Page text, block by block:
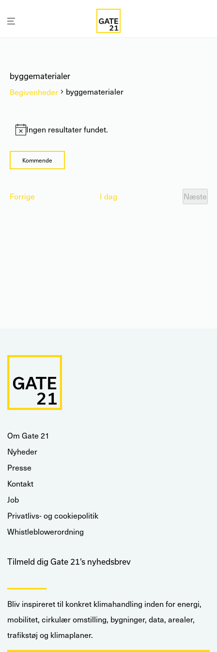
byggematerialer
Begivenheder byggematerialer
Notice
Ingen resultater fundet.
Kommende
dato.
ForrigeBegivenheder I dag
Næste
Om Gate 21
Nyheder
Presse
Kontakt
Job
Privatlivs- og cookiepolitik
Whistleblowerordning
Tilmeld dig Gate 21’s nyhedsbrev
Bliv inspireret til konkret klimahandling inden for energi,
mobilitet, cirkulær omstilling, bygninger, data, arealer,
trafikstøj og klimaplaner.